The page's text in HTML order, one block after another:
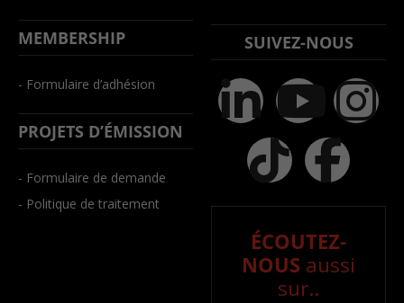
MEMBERSHIP
- Formulaire d’adhésion
PROJETS D’ÉMISSION
- Formulaire de demande
- Politique de traitement
SUIVEZ-NOUS
ÉCOUTEZ-
NOUS aussi
sur..